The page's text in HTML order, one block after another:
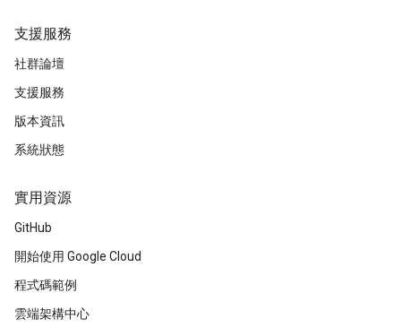
支援服務
社群論壇
支援服務
版本資訊
系統狀態
實用資源
GitHub
開始使用 Google Cloud
程式碼範例
雲端架構中心